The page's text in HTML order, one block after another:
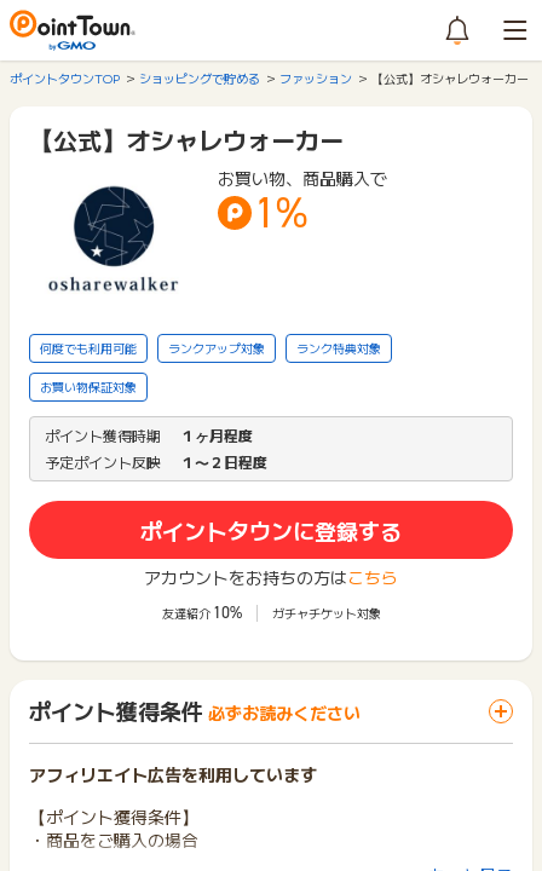
ポイントタウンTOP ショッピングで貯める ファッション 【公式】オシャレウォーカー
【公式】オシャレウォーカー
お買い物、商品購入で
1%
何度でも利用可能 ランクアップ対象 ランク特典対象
お買い物保証対象
ポイント獲得時期
１ヶ月程度
予定ポイント反映
１〜２日程度
ポイントタウンに登録する
アカウントをお持ちの方はこちら
友達紹介 10% ガチャチケット対象
ポイント獲得条件 必ずお読みください
アフィリエイト広告を利用しています
【ポイント獲得条件】
・商品をご購入の場合